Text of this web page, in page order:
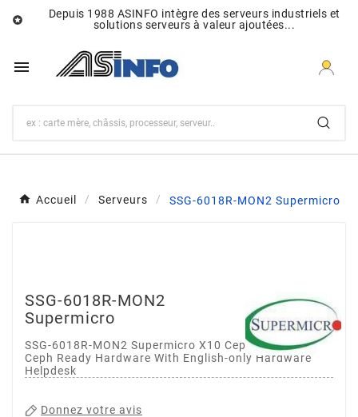

Depuis 1988 ASINFO intègre des serveurs industriels et
solutions serveurs à valeur ajoutées...

Accueil Serveurs SSG-6018R-MON2 Supermicro
SSG-6018R-MON2
Supermicro
SSG-6018R-MON2 Supermicro X10 Ceph monitor node
Ceph Ready Hardware With English-only Hardware
Helpdesk
Donnez votre avis